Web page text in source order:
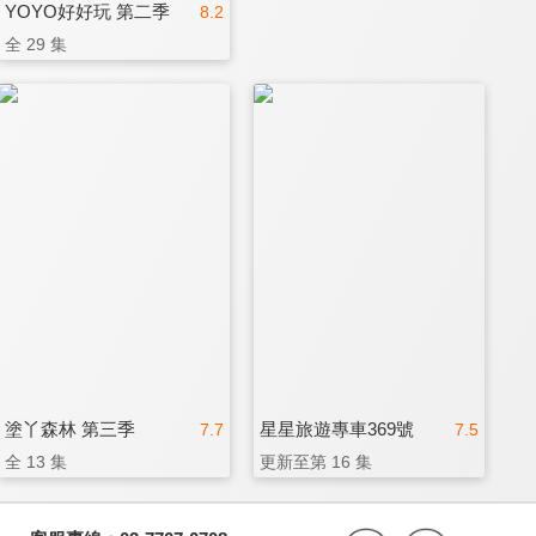
8.2
YOYO好好玩 第二季
全 29 集
7.7
塗丫森林 第三季
全 13 集
7.5
星星旅遊專車369號
更新至第 16 集